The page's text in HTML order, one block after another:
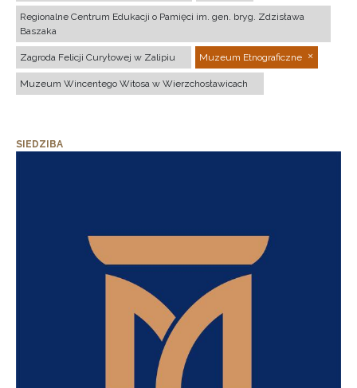
Regionalne Centrum Edukacji o Pamięci im. gen. bryg. Zdzisława
Baszaka
Zagroda Felicji Curyłowej w Zalipiu Muzeum Etnograficzne
Muzeum Wincentego Witosa w Wierzchosławicach
SIEDZIBA